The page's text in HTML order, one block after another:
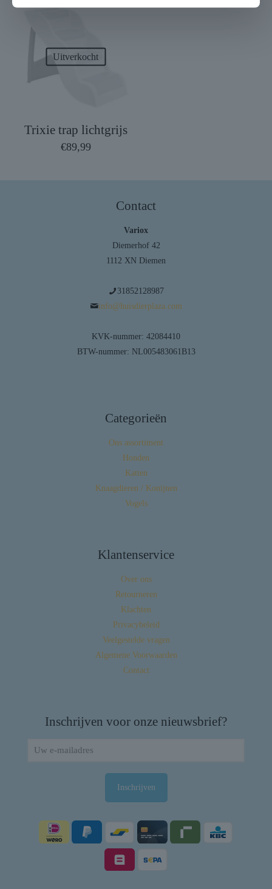
Uitverkocht
Trixie trap lichtgrijs
€89,99
Contact
Variox
Diemerhof 42
1112 XN Diemen
31852128987
info@huisdierplaza.com
KVK-nummer: 42084410
BTW-nummer: NL005483061B13
Categorieën
Ons assortiment
Honden
Katten
Knaagdieren / Konijnen
Vogels
Klantenservice
Over ons
Retourneren
Klachten
Privacybeleid
Veelgestelde vragen
Algemene Voorwaarden
Contact
Inschrijven voor onze nieuwsbrief?